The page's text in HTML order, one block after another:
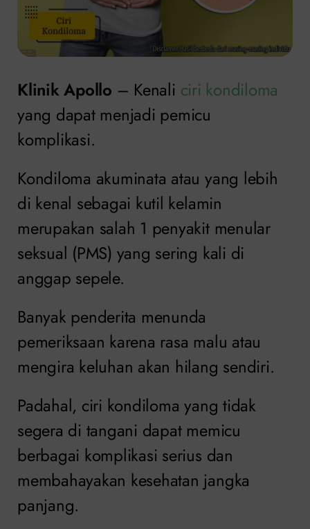
Klinik Apollo – Kenali ciri kondiloma
yang dapat menjadi pemicu
komplikasi.
Kondiloma akuminata atau yang lebih
di kenal sebagai kutil kelamin
merupakan salah 1 penyakit menular
seksual (PMS) yang sering kali di
anggap sepele.
Banyak penderita menunda
pemeriksaan karena rasa malu atau
mengira keluhan akan hilang sendiri.
Padahal, ciri kondiloma yang tidak
segera di tangani dapat memicu
berbagai komplikasi serius dan
membahayakan kesehatan jangka
panjang.